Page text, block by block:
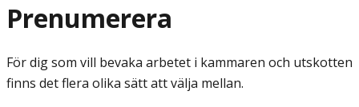
Prenumerera
För dig som vill bevaka arbetet i kammaren och utskotten
finns det flera olika sätt att välja mellan.